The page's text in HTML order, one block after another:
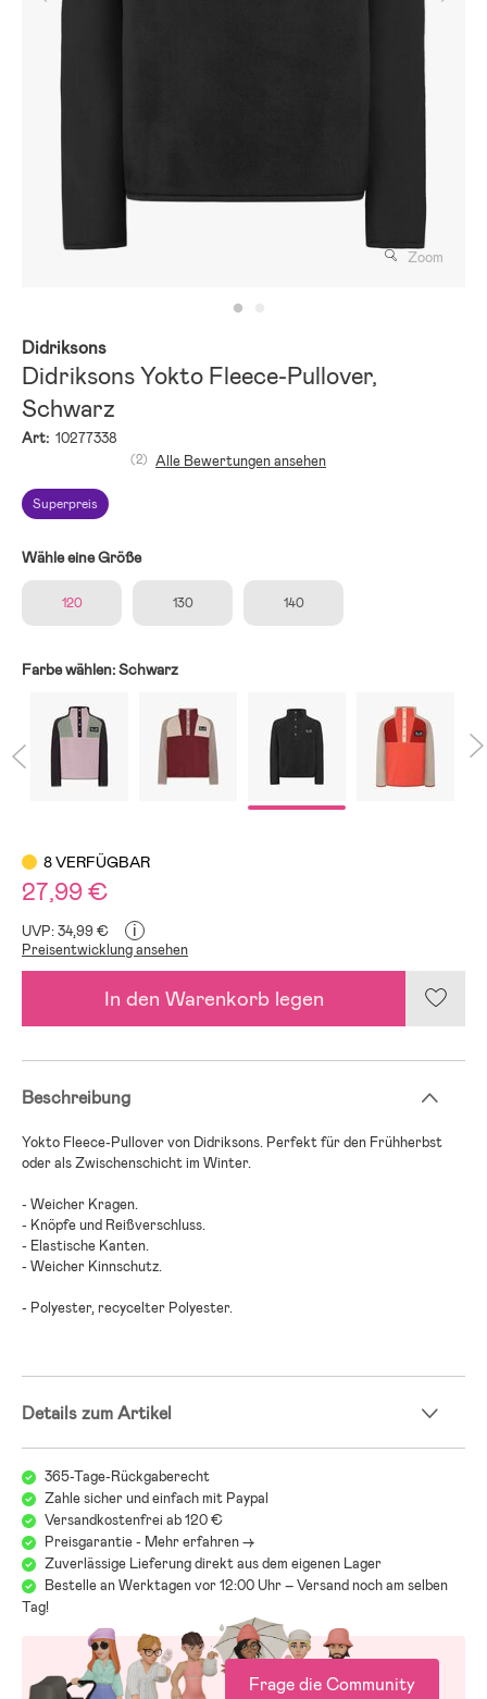
Zoom
Didriksons
Didriksons Yokto Fleece-Pullover,
Schwarz
Art: 10277338
Superpreis
(2) Alle Bewertungen ansehen
Wähle eine Größe
120 130 140
Farbe wählen:Schwarz
8 VERFÜGBAR
27,99 €
UVP: 34,99 € i
Preisentwicklung ansehen
In den Warenkorb legen
Beschreibung
Yokto Fleece-Pullover von Didriksons. Perfekt für den Frühherbst
oder als Zwischenschicht im Winter.
- Weicher Kragen.
- Knöpfe und Reißverschluss.
- Elastische Kanten.
- Weicher Kinnschutz.
- Polyester, recycelter Polyester.
Details zum Artikel
365-Tage-Rückgaberecht
Zahle sicher und einfach mit Paypal
Versandkostenfrei ab 120 €
Preisgarantie - Mehr erfahren ->
Zuverlässige Lieferung direkt aus dem eigenen Lager
Bestelle an Werktagen vor 12:00 Uhr – Versand noch am selben
Tag!
Frage die Community